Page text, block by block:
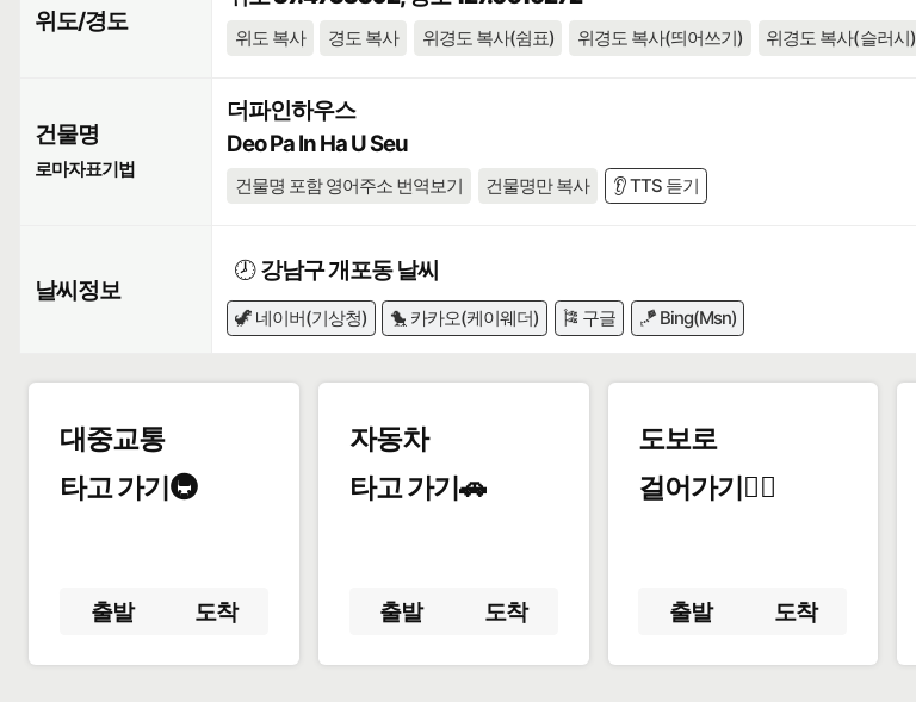
위도/경도
위도 복사 경도 복사 위경도 복사(쉼표) 위경도 복사(띄어쓰기) 위경도 복사(슬러시)
건물명
로마자표기법
더파인하우스
Deo Pa In Ha U Seu
건물명 포함 영어주소 번역보기 건물명만 복사 👂 TTS 듣기
날씨정보
🕗강남구 개포동 날씨
🦖 네이버(기상청) 🐤 카카오(케이웨더) 🎏 구글 🪁 Bing(Msn)
대중교통
타고 가기🚇
출발 도착
자동차
타고 가기🚗
출발 도착
도보로
걸어가기🚶‍♂️
출발 도착